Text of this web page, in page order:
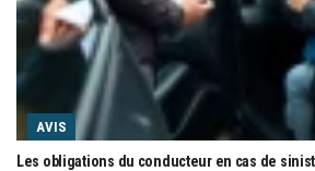
AVIS
Les obligations du conducteur en cas de